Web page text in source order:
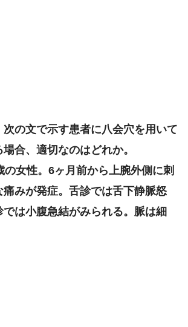
次の文で示す患者に八会穴を用いて
合、適切なのはどれか。
女性。6ヶ月前から上腕外側に刺
痛みが発症。舌診では舌下静脈怒
では小腹急結がみられる。脈は細